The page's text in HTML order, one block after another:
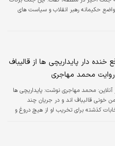
حکیمانه رهبر انقلاب و سیاست های
خنده دار پایداریچی ها از قالیباف
محمد مهاجری
محمد مهاجری نوشت: پایداریچی ها
خونی قالیباف اند و در جریان چند
کذشته برای تخریب او از هیچ دروغ و